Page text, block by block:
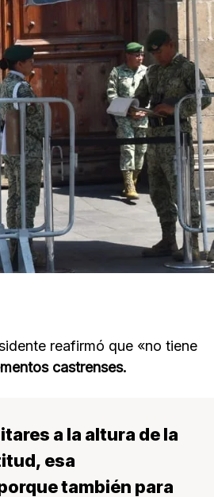
reafirmó que «no tiene
castrenses.
a la altura de la
, esa
también para